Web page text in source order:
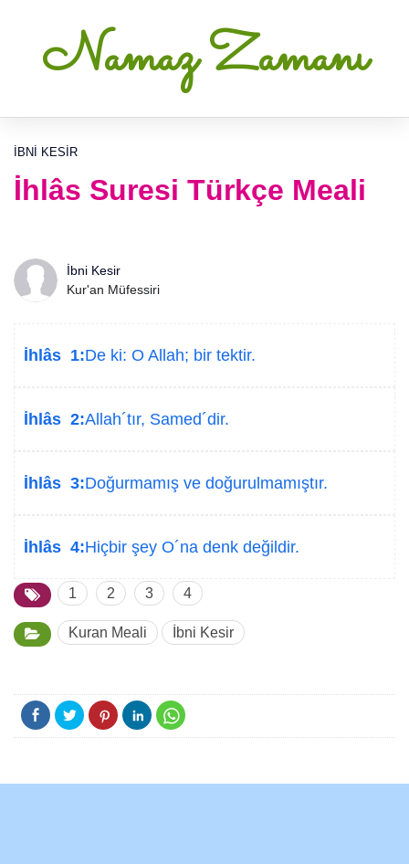
Namaz Zamanı
İBNI KESIR
İhlâs Suresi Türkçe Meali
İbni Kesir
Kur'an Müfessiri
İhlâs 1:De ki: O Allah; bir tektir.
İhlâs 2:Allah´tır, Samed´dir.
İhlâs 3:Doğurmamış ve doğurulmamıştır.
İhlâs 4:Hiçbir şey O´na denk değildir.
1 2 3 4
Kuran Meali İbni Kesir